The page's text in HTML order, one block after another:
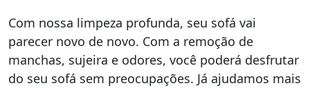
Com nossa limpeza profunda, seu sofá vai
parecer novo de novo. Com a remoção de
manchas, sujeira e odores, você poderá desfrutar
do seu sofá sem preocupações. Já ajudamos mais